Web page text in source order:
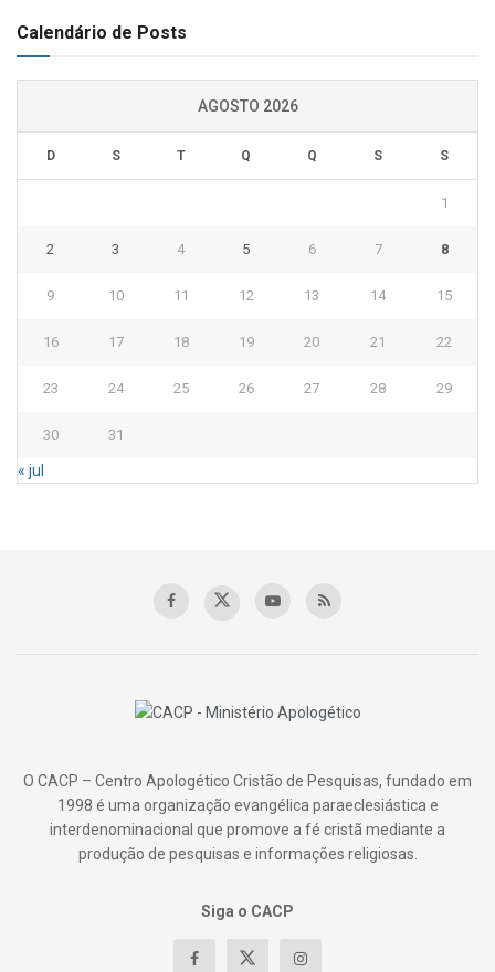
Calendário de Posts
AGOSTO 2026
D S T Q Q S S
1
2 3 4 5 6 7 8
9 10 11 12 13 14 15
16 17 18 19 20 21 22
23 24 25 26 27 28 29
30 31
« jul
O CACP – Centro Apologético Cristão de Pesquisas, fundado em
1998 é uma organização evangélica paraeclesiástica e
interdenominacional que promove a fé cristã mediante a
produção de pesquisas e informações religiosas.
Siga o CACP